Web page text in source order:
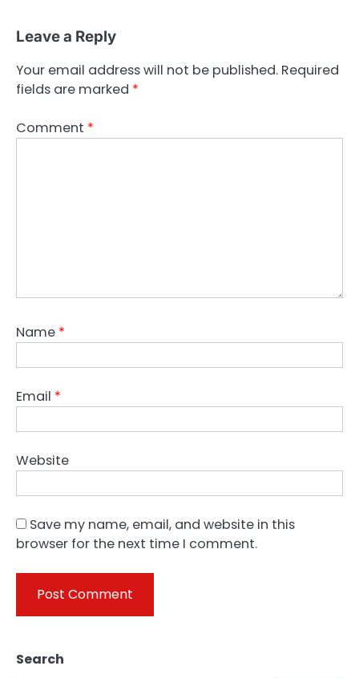
Leave a Reply
Your email address will not be published. Required
fields are marked *
Comment *
Name *
Email *
Website
Save my name, email, and website in this
browser for the next time I comment.
Search